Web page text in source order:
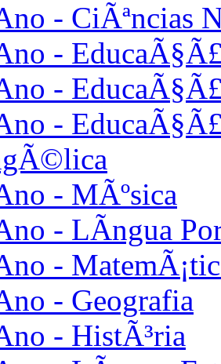
- CiÃªncias
-
-
-
- MÃºsica
- LÃ­ngua
-
- Geografia
- HistÃ³ria